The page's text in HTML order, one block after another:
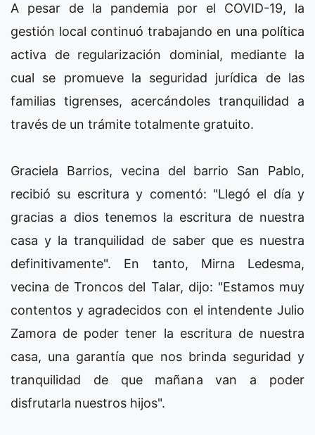
A pesar de la pandemia por el COVID-19, la
gestión local continuó trabajando en una política
activa de regularización dominial, mediante la
cual se promueve la seguridad jurídica de las
familias tigrenses, acercándoles tranquilidad a
través de un trámite totalmente gratuito.
Graciela Barrios, vecina del barrio San Pablo,
recibió su escritura y comentó: "Llegó el día y
gracias a dios tenemos la escritura de nuestra
casa y la tranquilidad de saber que es nuestra
definitivamente". En tanto, Mirna Ledesma,
vecina de Troncos del Talar, dijo: "Estamos muy
contentos y agradecidos con el intendente Julio
Zamora de poder tener la escritura de nuestra
casa, una garantía que nos brinda seguridad y
tranquilidad de que mañana van a poder
disfrutarla nuestros hijos".